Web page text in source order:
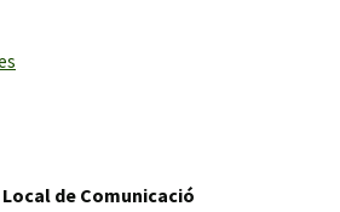
de Comunicació